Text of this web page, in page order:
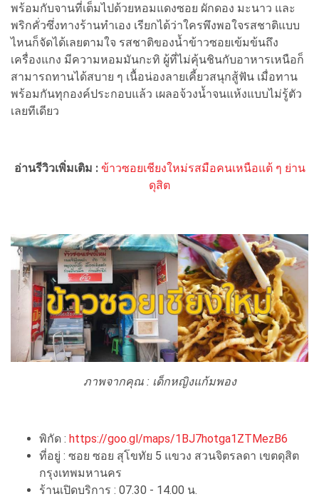
พร้อมกับจานที่เต็มไปด้วยหอมแดงซอย ผักดอง มะนาว และ
พริกคั่วซึ่งทางร้านทำเอง เรียกได้ว่าใครพึงพอใจรสชาติแบบ
ไหนก็จัดได้เลยตามใจ รสชาติของน้ำข้าวซอยเข้มข้นถึง
เครื่องแกง มีความหอมมันกะทิ ผู้ที่ไม่คุ้นชินกับอาหารเหนือก็
สามารถทานได้สบาย ๆ เนื้อน่องลายเคี้ยวสนุกสู้ฟัน เมื่อทาน
พร้อมกันทุกองค์ประกอบแล้ว เผลอจ้วงน้ำจนแห้งแบบไม่รู้ตัว
เลยทีเดียว
อ่านรีวิวเพิ่มเติม : ข้าวซอยเชียงใหม่รสมือคนเหนือแต้ ๆ ย่าน
ดุสิต
ภาพจากคุณ : เด็กหญิงแก้มพอง
พิกัด : https://goo.gl/maps/1BJ7hotga1ZTMezB6
ที่อยู่ : ซอย ซอย สุโขทัย 5 แขวง สวนจิตรลดา เขตดุสิต
กรุงเทพมหานคร
ร้านเปิดบริการ : 07.30 - 14.00 น.